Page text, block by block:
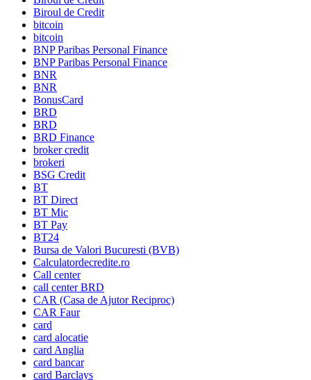
Biroul de Credit
bitcoin
bitcoin
BNP Paribas Personal Finance
BNP Paribas Personal Finance
BNR
BNR
BonusCard
BRD
BRD
BRD Finance
broker credit
brokeri
BSG Credit
BT
BT Direct
BT Mic
BT Pay
BT24
Bursa de Valori Bucuresti (BVB)
Calculatordecredite.ro
Call center
call center BRD
CAR (Casa de Ajutor Reciproc)
CAR Faur
card
card alocatie
card Anglia
card bancar
card Barclays